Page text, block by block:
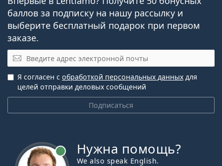
PureVision 2
Полезные статьи из нашего
блога
Как читать параметры в рецепте на контактные
линзы
Привыкание к линзам: сколько это занимает?
Гидрогелевые и силикон-гидрогелевые
Перекисные растворы: важные советы и
рекомендации
баллов за подписку на нашу рассылку и
выберите бесплатный подарок при первом
заказе.
Эл. почта
Подписаться
Я согласен с обработкой персональных данных для
целей отправки деловых сообщений
Нужна помощь?
We also speak English.